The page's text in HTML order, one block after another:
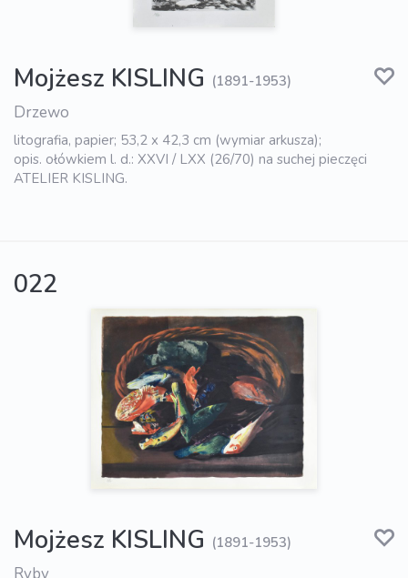
Mojżesz KISLING (1891-1953)
Drzewo
litografia, papier; 53,2 x 42,3 cm (wymiar arkusza);
opis. ołówkiem l. d.: XXVI / LXX (26/70) na suchej pieczęci
ATELIER KISLING.
022
Mojżesz KISLING (1891-1953)